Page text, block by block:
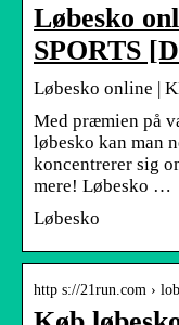
Løbesko
SPORTS
Løbesko online |
Med præmien på
løbesko kan man
koncentrerer sig
mere! Løbesko …
Løbesko
http s://21run.com ›